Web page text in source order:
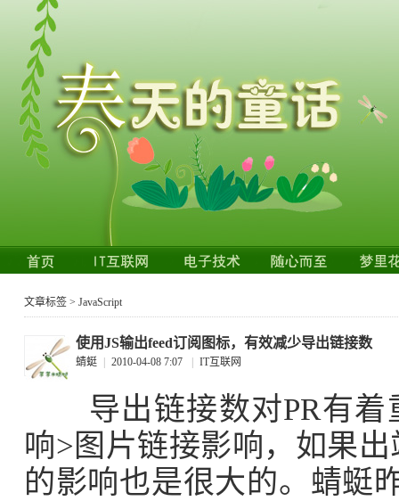
文章标签 > JavaScript
使用JS输出feed订阅图标，有效减少导出链接数
蜻蜓 2010-04-08 7:07 IT互联网
导出链接数对PR有着
响>图片链接影响，如果
的影响也是很大的。蜻蜓